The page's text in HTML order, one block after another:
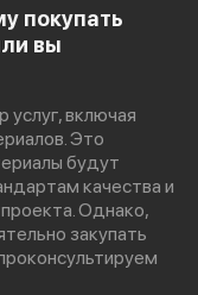
покупать
вы
включая
Это
будут
качества и
Однако,
закупать